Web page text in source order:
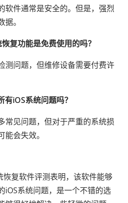
软件通常是安全的。但是，强烈
。
复功能是免费使用的吗？
测问题，但维修设备需要付费许
iOS系统问题吗？
常见问题，但对于严重的系统损
会失效。
恢复软件评测表明，该软件能够
iOS系统问题，是一个不错的选